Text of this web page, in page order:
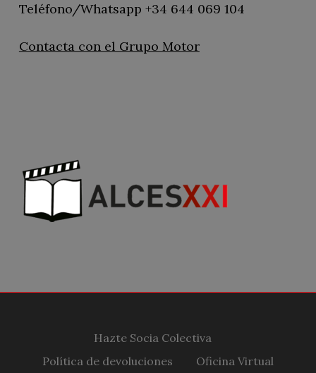
Teléfono/Whatsapp +34 644 069 104
Contacta con el Grupo Motor
Hazte Socia Colectiva
Política de devoluciones
Oficina Virtual